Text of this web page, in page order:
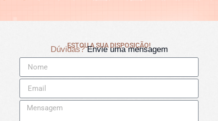
ESTOU A SUA DISPOSIÇÃO!
Dúvidas?Envie uma mensagem